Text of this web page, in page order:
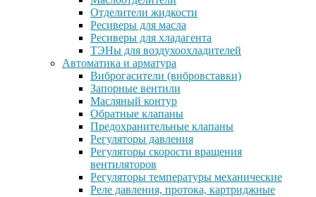
Отделители жидкости
Ресиверы для масла
Ресиверы для хладагента
ТЭНы для воздухоохладителей
Автоматика и арматура
Виброгасители (вибровставки)
Запорные вентили
Масляный контур
Обратные клапаны
Предохранительные клапаны
Регуляторы давления
Регуляторы скорости вращения
вентиляторов
Регуляторы температуры механические
Реле давления, протока, картриджные